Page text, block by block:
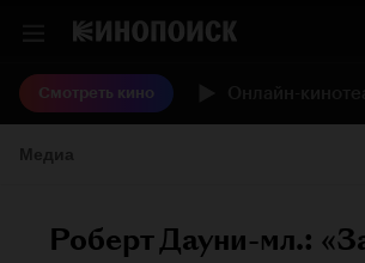
Смотреть кино
Роберт Дауни-мл.: